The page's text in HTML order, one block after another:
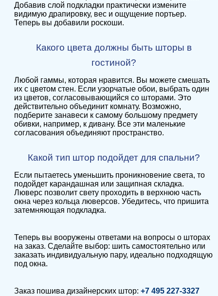
Добавив слой подкладки практически измените
видимую драпировку, вес и ощущение портьер.
Теперь вы добавили роскоши.
Какого цвета должны быть шторы в
гостиной?
Любой гаммы, которая нравится. Вы можете смешать
их с цветом стен. Если узорчатые обои, выбрать один
из цветов, согласовывающийся со шторами. Это
действительно объединит комнату. Возможно,
подберите занавеси к самому большому предмету
обивки, например, к дивану. Все эти маленькие
согласования объединяют пространство.
Какой тип штор подойдет для спальни?
Если пытаетесь уменьшить проникновение света, то
подойдет карандашная или защипная складка.
Люверс позволит свету проходить в верхнюю часть
окна через кольца люверсов. Убедитесь, что пришита
затемняющая подкладка.
Теперь вы вооружены ответами на вопросы о шторах
на заказ. Сделайте выбор: шить самостоятельно или
заказать индивидуальную пару, идеально подходящую
под окна.
Заказ пошива дизайнерских штор: +7 495 227-3327